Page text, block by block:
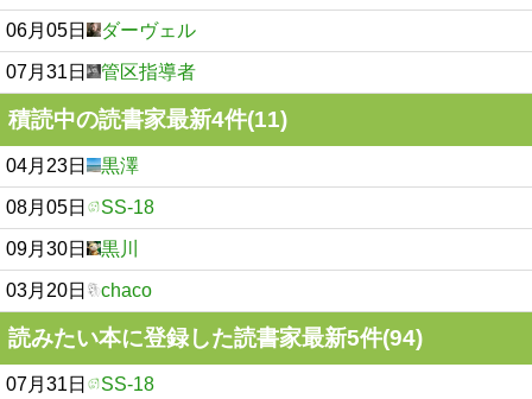
06月05日 ダーヴェル
07月31日 管区指導者
積読中の読書家最新4件(11)
04月23日 黒澤
08月05日 SS-18
09月30日 黒川
03月20日 chaco
読みたい本に登録した読書家最新5件(94)
07月31日 SS-18